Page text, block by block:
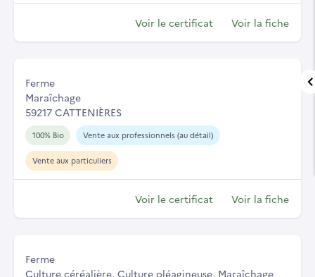
Voir le certificat Voir la fiche
Ferme
Maraîchage
59217 CATTENIÈRES
100% Bio Vente aux professionnels (au détail)
Vente aux particuliers
Voir le certificat Voir la fiche
Ferme
Culture céréalière, Culture oléagineuse, Maraîchage